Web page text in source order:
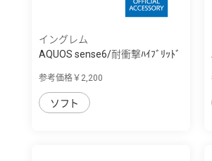
イングレム
AQUOS sense6/耐衝撃ﾊｲﾌﾞﾘｯﾄﾞ
参考価格￥2,200
ソフト